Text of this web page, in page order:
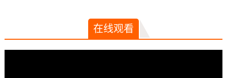
在线观看